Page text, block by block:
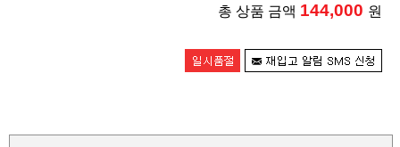
총 상품 금액 144,000 원